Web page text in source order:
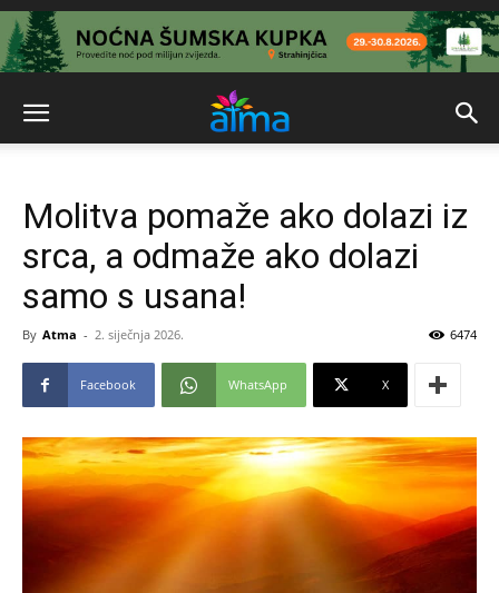
Molitva pomaže ako dolazi iz
srca, a odmaže ako dolazi
samo s usana!
By Atma - 2. siječnja 2026. 6474
Facebook WhatsApp X